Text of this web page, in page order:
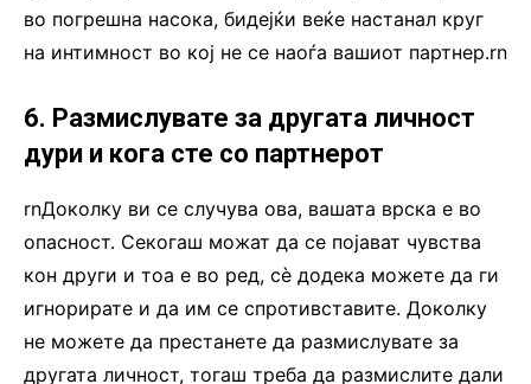
во погрешна насока, бидејќи веќе настанал круг
на интимност во кој не се наоѓа вашиот партнер.rn
6. Размислувате за другата личност
дури и кога сте со партнерот
rnДоколку ви се случува ова, вашата врска е во
опасност. Секогаш можат да се појават чувства
кон други и тоа е во ред, сè додека можете да ги
игнорирате и да им се спротивставите. Доколку
не можете да престанете да размислувате за
другата личност, тогаш треба да размислите дали